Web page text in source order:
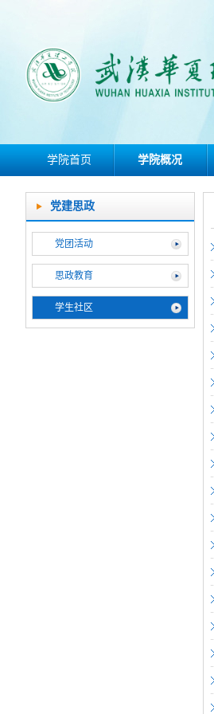
学院首页 学院概况
党建思政
党团活动
思政教育
学生社区